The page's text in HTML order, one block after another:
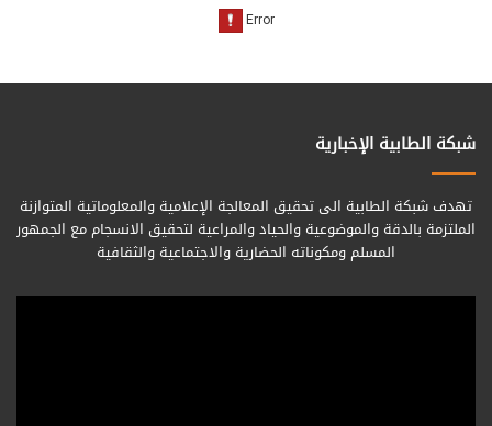
شبكة الطابية الإخبارية
تهدف شبكة الطابية الى تحقيق المعالجة الإعلامية والمعلوماتية المتوازنة
الملتزمة بالدقة والموضوعية والحياد والمراعية لتحقيق الانسجام مع الجمهور
المسلم ومكوناته الحضارية والاجتماعية والثقافية